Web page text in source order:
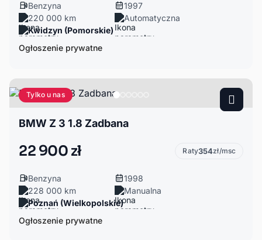
Benzyna
1997
220 000 km
Automatyczna
Kwidzyn (Pomorskie)
Ogłoszenie prywatne
Tylko u nas
BMW Z 3 1.8 Zadbana
22 900 zł Raty354zł/msc
Benzyna
1998
228 000 km
Manualna
Poznań (Wielkopolskie)
Ogłoszenie prywatne